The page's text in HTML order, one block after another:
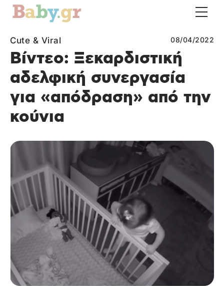
Cute & Viral 08/04/2022
Βίντεο: Ξεκαρδιστική
αδελφική συνεργασία
για «απόδραση» από την
κούνια